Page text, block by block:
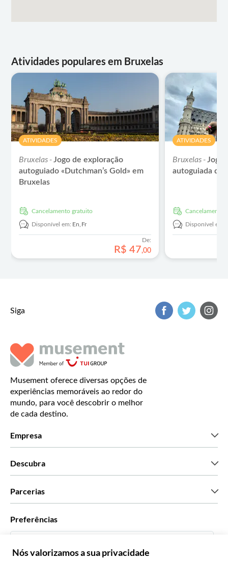
Atividades populares em Bruxelas
ATIVIDADES
Bruxelas -Jogo de exploração
autoguiado «Dutchman’s Gold» em
Bruxelas
Cancelamento gratuito
Disponível em: En,Fr
De:
R$ 47,00
ATIVIDADES
Bruxelas -Jogo
autoguiada da
Cancelamento
Disponível em:
Siga
Musement oferece diversas opções de
experiências memoráveis ao redor do
mundo, para você descobrir o melhor
de cada destino.
Empresa
Descubra
Parcerias
Agências de viagem
Preferências
Português BR